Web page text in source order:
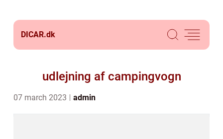
DICAR.dk
udlejning af campingvogn
07 march 2023 admin